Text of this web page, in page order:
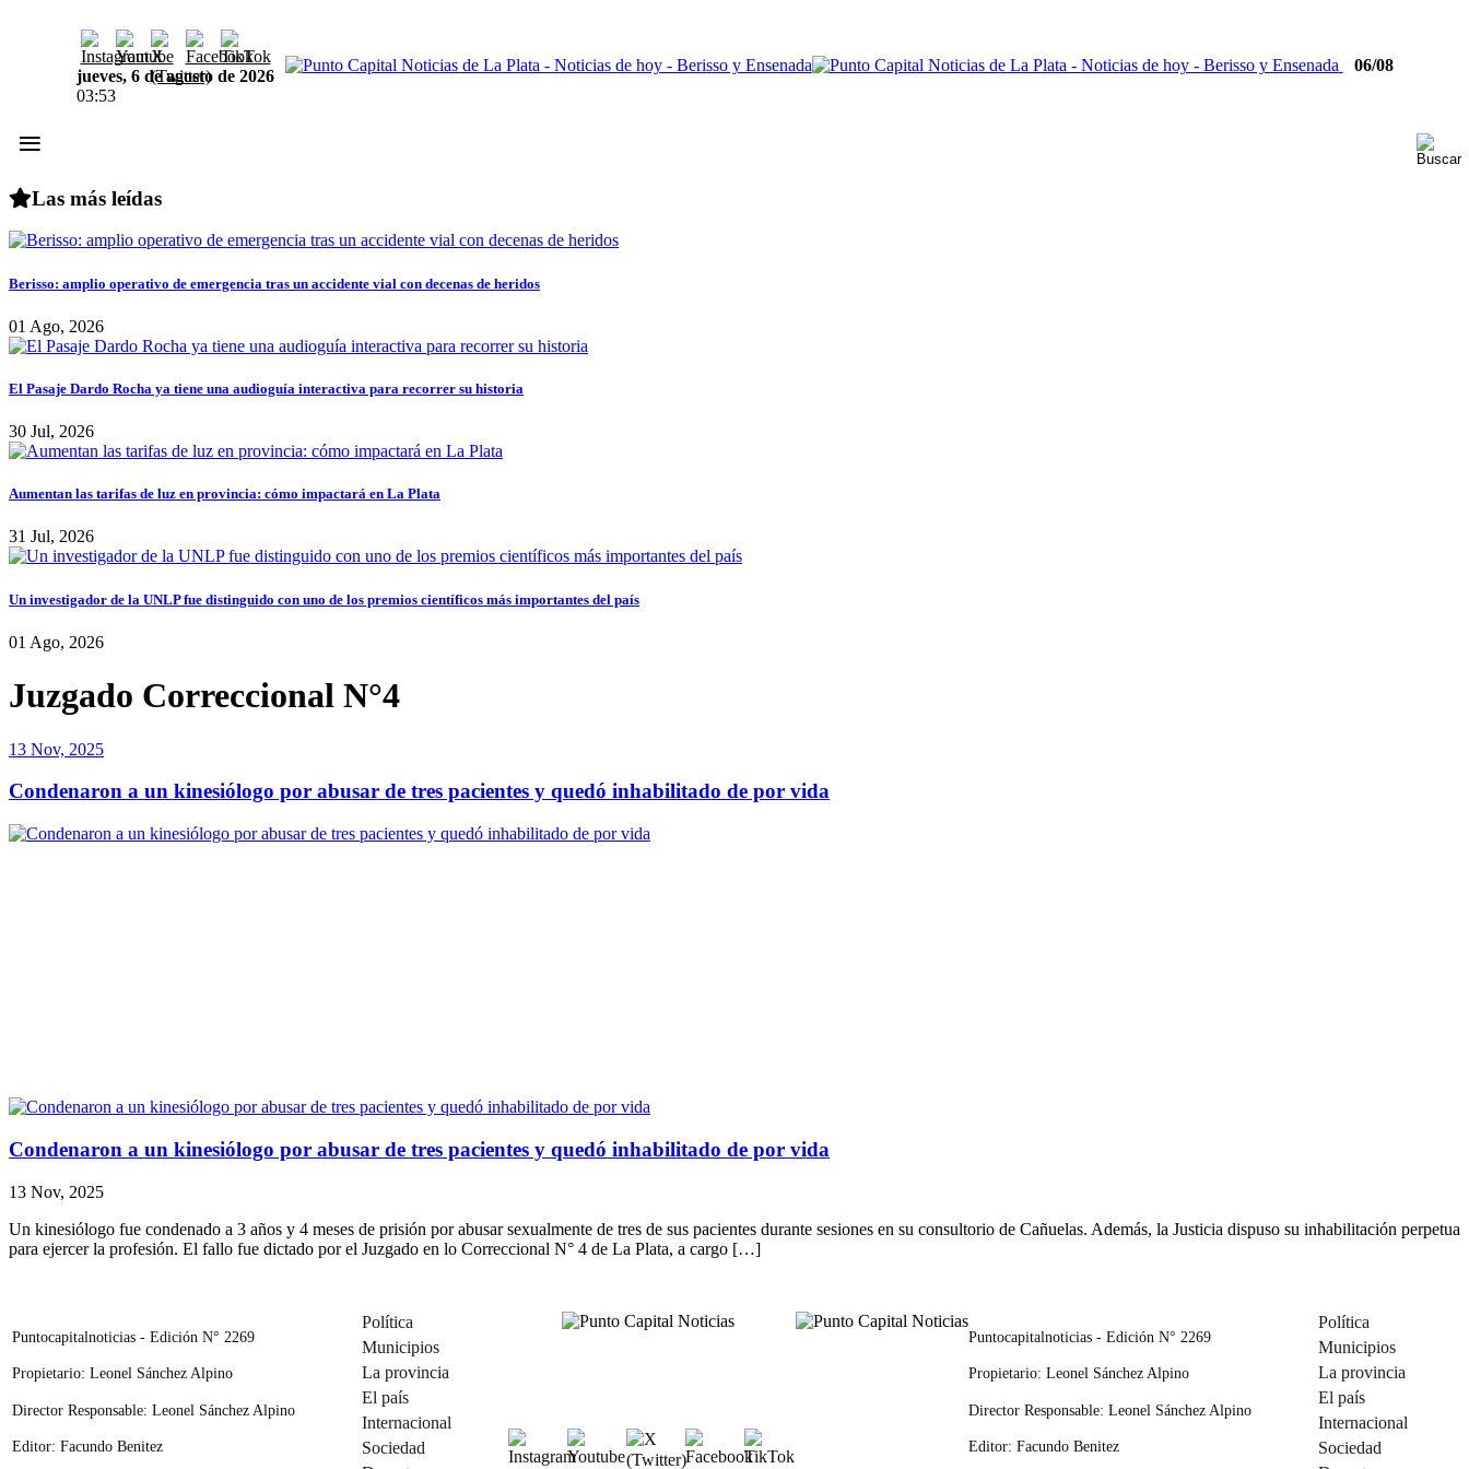
jueves, 6 de agosto de 2026
03:53
06/08
≡
Las más leídas
Berisso: amplio operativo de emergencia tras un accidente vial con decenas de heridos
01 Ago, 2026
El Pasaje Dardo Rocha ya tiene una audioguía interactiva para recorrer su historia
30 Jul, 2026
Aumentan las tarifas de luz en provincia: cómo impactará en La Plata
31 Jul, 2026
Un investigador de la UNLP fue distinguido con uno de los premios científicos más importantes del país
01 Ago, 2026
Juzgado Correccional N°4
13 Nov, 2025
Condenaron a un kinesiólogo por abusar de tres pacientes y quedó inhabilitado de por vida
Condenaron a un kinesiólogo por abusar de tres pacientes y quedó inhabilitado de por vida
13 Nov, 2025
Un kinesiólogo fue condenado a 3 años y 4 meses de prisión por abusar sexualmente de tres de sus pacientes durante sesiones en su consultorio de Cañuelas. Además, la Justicia dispuso su inhabilitación perpetua
para ejercer la profesión. El fallo fue dictado por el Juzgado en lo Correccional N° 4 de La Plata, a cargo […]
Puntocapitalnoticias - Edición N° 2269
Propietario: Leonel Sánchez Alpino
Director Responsable: Leonel Sánchez Alpino
Editor: Facundo Benitez
Política
Municipios
La provincia
El país
Internacional
Sociedad
Puntocapitalnoticias - Edición N° 2269
Propietario: Leonel Sánchez Alpino
Director Responsable: Leonel Sánchez Alpino
Editor: Facundo Benitez
Política
Municipios
La provincia
El país
Internacional
Sociedad